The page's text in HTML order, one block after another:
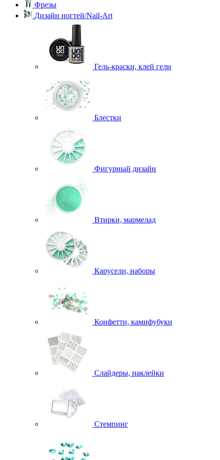
Фрезы
Дизайн ногтей/Nail-Art
Гель-краски, клей гели
Блестки
Фигурный дизайн
Втирки, мармелад
Карусели, наборы
Конфетти, камифубуки
Слайдеры, наклейки
Стемпинг